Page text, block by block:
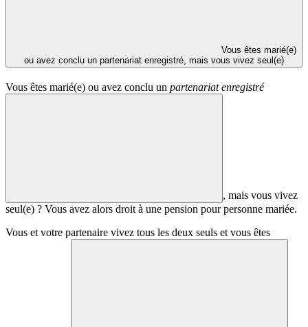
Vous êtes marié(e)
ou avez conclu un partenariat enregistré, mais vous vivez seul(e)
Vous êtes marié(e) ou avez conclu un partenariat enregistré
, mais vous vivez
seul(e) ? Vous avez alors droit à une pension pour personne mariée.
Vous et votre partenaire vivez tous les deux seuls et vous êtes